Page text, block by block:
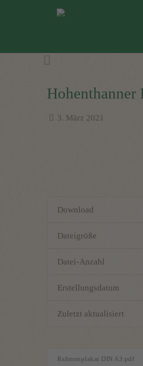
Hohenthanner
3. März 2021
Download
Dateigröße
Datei-Anzahl
Erstellungsdatum
Zuletzt aktualisiert
Rahmenplakat DIN A3.pdf